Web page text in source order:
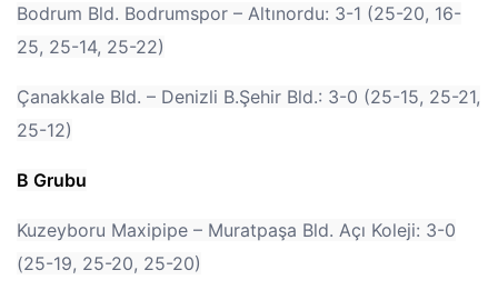
Bodrum Bld. Bodrumspor – Altınordu: 3-1 (25-20, 16-
25, 25-14, 25-22)
Çanakkale Bld. – Denizli B.Şehir Bld.: 3-0 (25-15, 25-21,
25-12)
B Grubu
Kuzeyboru Maxipipe – Muratpaşa Bld. Açı Koleji: 3-0
(25-19, 25-20, 25-20)